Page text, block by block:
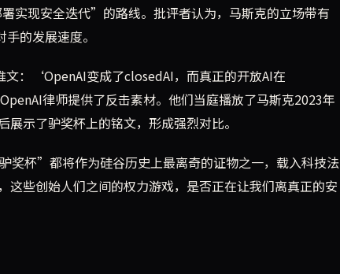
实现安全迭代”的路线。批评者认为，马斯克的立场带有
的发展速度。
文：‘OpenAI变成了closedAI，而真正的开放AI在
律师提供了反击素材。他们当庭播放了马斯克2023年
示了驴奖杯上的铭文，形成强烈对比。
奖杯”都将作为硅谷历史上最离奇的证物之一，载入科技法
些创始人们之间的权力游戏，是否正在让我们离真正的安